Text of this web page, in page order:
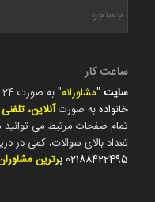
ساعت کار
سایت"مشاورانه" به صورت 24 ساعته در زمینه های
خانوادهبه صورتآنلاین،
تمام صفحات مرتبط می توانید
تعداد بالای سوالات، کمی در
02188422495 برترین